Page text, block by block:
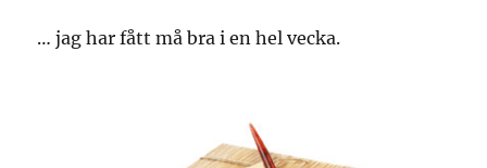
… jag har fått må bra i en hel vecka.